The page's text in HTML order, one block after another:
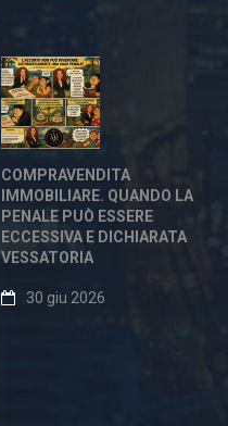
COMPRAVENDITA
IMMOBILIARE. QUANDO LA
PENALE PUÒ ESSERE
ECCESSIVA E DICHIARATA
VESSATORIA
30 giu 2026